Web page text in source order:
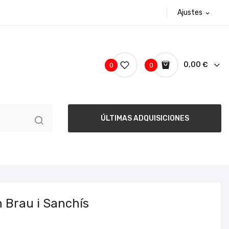
Ajustes expand_more
0 0,00 €
0
ÚLTIMAS ADQUISICIONES
Brau i Sanchís